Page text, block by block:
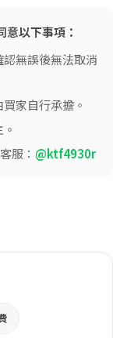
意以下事項：
無誤後無法取消
家自行承擔。
服： @ktf4930r